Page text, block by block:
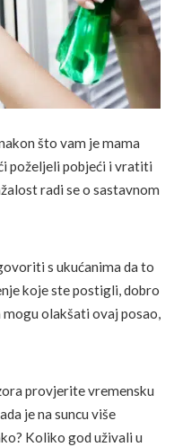
što vam je mama
poželjeli pobjeći i vratiti
radi se o sastavnom
s ukućanima da to
koje ste postigli, dobro
olakšati ovaj posao,
provjerite vremensku
je na suncu više
Koliko god uživali u